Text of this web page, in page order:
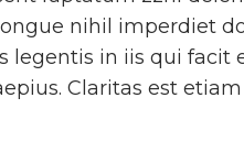
nihil imperdiet
legentis in iis qui facit
Claritas est